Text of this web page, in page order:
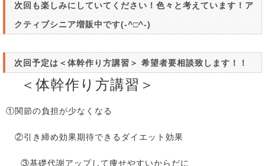
次回も楽しみにしていてください！色々と考えています！ア
クティブシニア増販中です(-^□^-)
次回予定は＜体幹作り方講習＞ 希望者要相談致します！！
＜体幹作り方講習＞
①関節の負担が少なくなる
②引き締め効果期待できるダイエット効果
③基礎代謝アップして痩せやすいからだに